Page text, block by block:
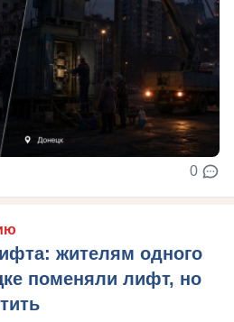
0
жителям одного
поменяли лифт, но